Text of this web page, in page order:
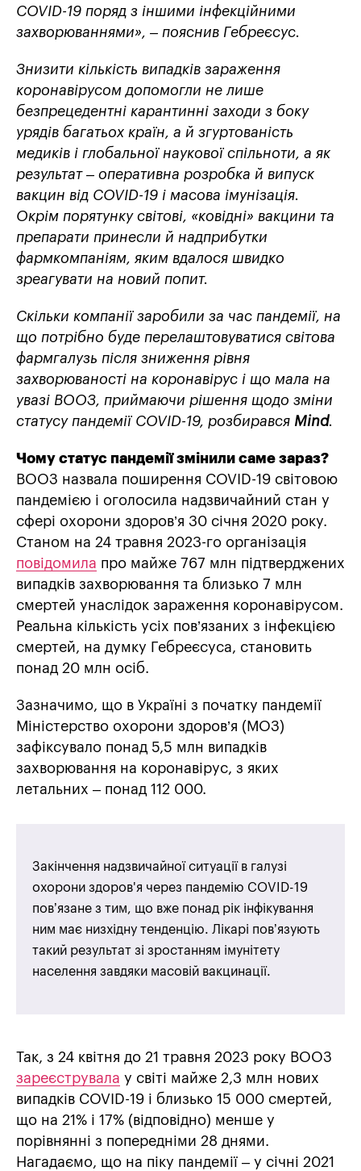
COVID-19 поряд з іншими інфекційними
захворюваннями», – пояснив Гебреєсус.
Знизити кількість випадків зараження
коронавірусом допомогли не лише
безпрецедентні карантинні заходи з боку
урядів багатьох країн, а й згуртованість
медиків і глобальної наукової спільноти, а як
результат – оперативна розробка й випуск
вакцин від COVID-19 і масова імунізація.
Окрім порятунку світові, «ковідні» вакцини та
препарати принесли й надприбутки
фармкомпаніям, яким вдалося швидко
зреагувати на новий попит.
Скільки компанії заробили за час пандемії, на
що потрібно буде перелаштовуватися світова
фармгалузь після зниження рівня
захворюваності на коронавірус і що мала на
увазі ВООЗ, приймаючи рішення щодо зміни
статусу пандемії COVID-19, розбирався Mind.
Чому статус пандемії змінили саме зараз?
ВООЗ назвала поширення COVID-19 світовою
пандемією і оголосила надзвичайний стан у
сфері охорони здоров’я 30 січня 2020 року.
Станом на 24 травня 2023-го організація
повідомила про майже 767 млн підтверджених
випадків захворювання та близько 7 млн
смертей унаслідок зараження коронавірусом.
Реальна кількість усіх пов’язаних з інфекцією
смертей, на думку Гебреєсуса, становить
понад 20 млн осіб.
Зазначимо, що в Україні з початку пандемії
Міністерство охорони здоров’я (МОЗ)
зафіксувало понад 5,5 млн випадків
захворювання на коронавірус, з яких
летальних – понад 112 000.
Закінчення надзвичайної ситуації в галузі
охорони здоров'я через пандемію COVID-19
пов’язане з тим, що вже понад рік інфікування
ним має низхідну тенденцію. Лікарі пов’язують
такий результат зі зростанням імунітету
населення завдяки масовій вакцинації.
Так, з 24 квітня до 21 травня 2023 року ВООЗ
зареєструвала у світі майже 2,3 млн нових
випадків COVID-19 і близько 15 000 смертей,
що на 21% і 17% (відповідно) менше у
порівнянні з попередніми 28 днями.
Нагадаємо, що на піку пандемії – у січні 2021